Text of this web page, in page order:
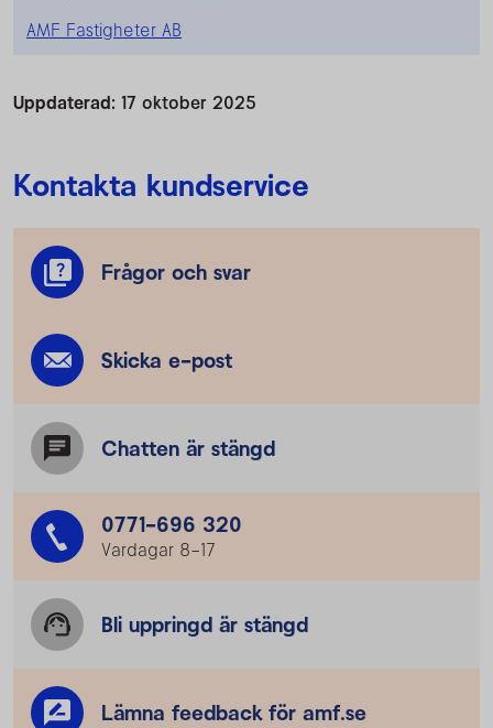
AMF Fastigheter AB
Uppdaterad: 17 oktober 2025
Kontakta kundservice
Frågor och svar
Skicka e-post
Chatten är stängd
0771-696 320
Vardagar 8–17
Bli uppringd är stängd
Lämna feedback för amf.se